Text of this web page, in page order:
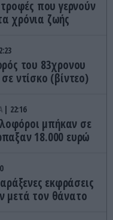
τροφές που γερνούν
χρόνια ζωής
του 83χρονου
ντίσκο (βίντεο)
22:16
μπήκαν σε
18.000 ευρώ
εκφράσεις
μετά τον θάνατο